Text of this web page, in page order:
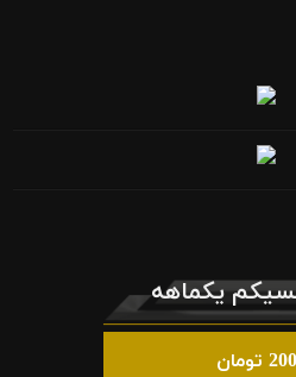
یکماهه
تومان